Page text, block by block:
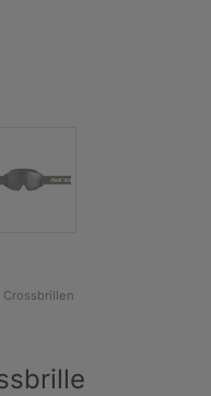
Crossbrillen